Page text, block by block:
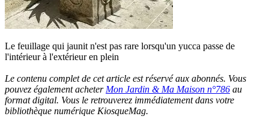
Le feuillage qui jaunit n'est pas rare lorsqu'un yucca passe de
l'intérieur à l'extérieur en plein
Le contenu complet de cet article est réservé aux abonnés. Vous
pouvez également acheter Mon Jardin & Ma Maison n°786 au
format digital. Vous le retrouverez immédiatement dans votre
bibliothèque numérique KiosqueMag.